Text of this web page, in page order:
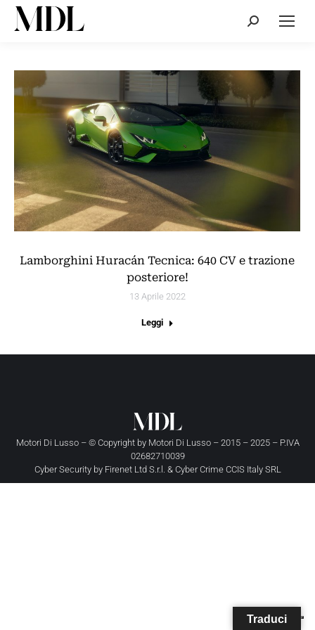
Cerca:
Lamborghini Huracán Tecnica: 640 CV e trazione
posteriore!
13 Aprile 2022
Leggi
Motori Di Lusso – © Copyright by Motori Di Lusso– 2015 – 2025 – P.IVA
02682710039
Cyber Security by Firenet Ltd S.r.l. & Cyber Crime CCIS Italy SRL
Traduci